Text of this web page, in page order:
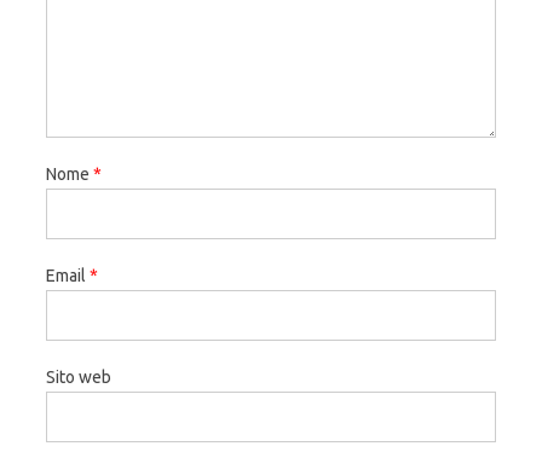
Nome *
Email *
Sito web